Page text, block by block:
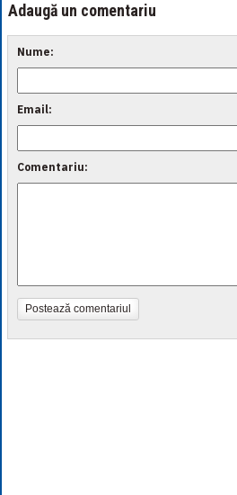
Adaugă un comentariu
Nume:
Email:
Comentariu:
Postează comentariul